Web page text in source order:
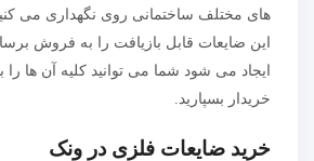
های مختلف ساختمانی روی نگهداری می
این ضایعات قابل بازیافت را به فروش
ایجاد می شود شما می توانید کلیه آن ها
خریدار بسپارید.
خرید ضایعات فلزی در ونک